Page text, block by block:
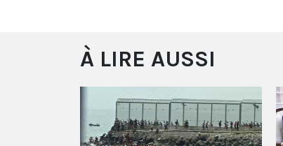
À LIRE AUSSI